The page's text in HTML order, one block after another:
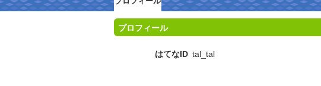
プロフィール
はてなID tal_tal